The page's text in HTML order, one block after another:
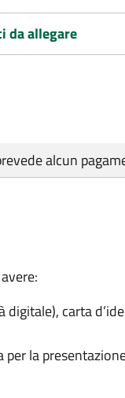
da allegare
alcun
carta
la